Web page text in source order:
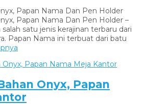
Papan Nama Dan Pen Holder
Papan Nama Dan Pen Holder –
satu jenis kerajinan terbaru dari
Papan Nama ini terbuat dari batu
Onyx, Papan